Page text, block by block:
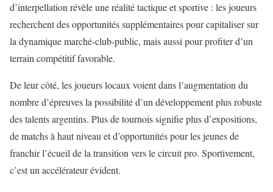
d’interpellation révèle une réalité tactique et sportive : les joueurs
recherchent des opportunités supplémentaires pour capitaliser sur
la dynamique marché-club-public, mais aussi pour profiter d’un
terrain compétitif favorable.
De leur côté, les joueurs locaux voient dans l’augmentation du
nombre d’épreuves la possibilité d’un développement plus robuste
des talents argentins. Plus de tournois signifie plus d’expositions,
de matchs à haut niveau et d’opportunités pour les jeunes de
franchir l’écueil de la transition vers le circuit pro. Sportivement,
c’est un accélérateur évident.